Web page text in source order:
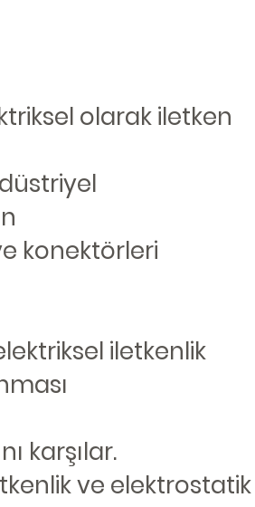
olarak iletken
konektörleri
iletkenlik
karşılar.
ve elektrostatik